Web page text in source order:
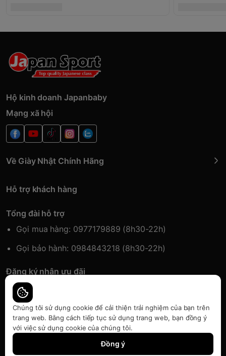
Hộ kinh doanh Japanbaby
Mạng xã hội
Về Giày Nhật Chính Hãng
Hỗ trợ khách hàng
Tổng đài hỗ trợ
Gọi mua hàng: 0977179889 (8h30-22h)
Gọi bảo hành: 0984843218 (8h30-22h)
Đăng ký nhận ưu đãi
Đăng kí để nhận thông tin ưu đãi sớm nhất.
Bàn quyền thuộc về Japansport | Cung cấp bởiSapo
Chúng tôi sử dụng cookie để cải thiện trải nghiệm của bạn trên
trang web. Bằng cách tiếp tục sử dụng trang web, bạn đồng ý
với việc sử dụng cookie của chúng tôi.
Đồng ý